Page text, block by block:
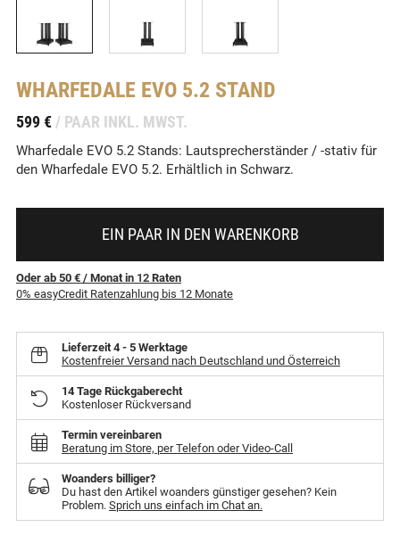
WHARFEDALE EVO 5.2 STAND
599 € / PAAR INKL. MWST.
Wharfedale EVO 5.2 Stands: Lautsprecherständer / -stativ für
den Wharfedale EVO 5.2. Erhältlich in Schwarz.
EIN PAAR IN DEN WARENKORB
Oder ab 50 € / Monatin 12 Raten
0% easyCredit Ratenzahlung bis 12 Monate
Lieferzeit4 - 5 Werktage
Kostenfreier Versand nach Deutschland und Österreich
14 Tage Rückgaberecht
Kostenloser Rückversand
Termin vereinbaren
Beratung im Store, per Telefon oder Video-Call
Woanders billiger?
Du hast den Artikel woanders günstiger gesehen? Kein
Problem. Sprich uns einfach im Chat an.